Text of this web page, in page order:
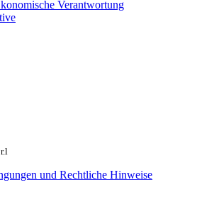
Verantwortung
und Rechtliche Hinweise